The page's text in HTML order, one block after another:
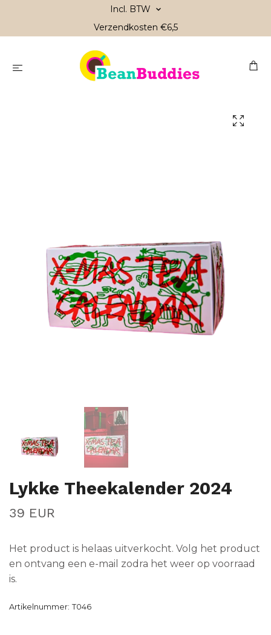
Incl. BTW
Verzendkosten €6,5
Lykke Theekalender 2024
39 EUR
Het product is helaas uitverkocht. Volg het product
en ontvang een e-mail zodra het weer op voorraad
is.
Artikelnummer: T046